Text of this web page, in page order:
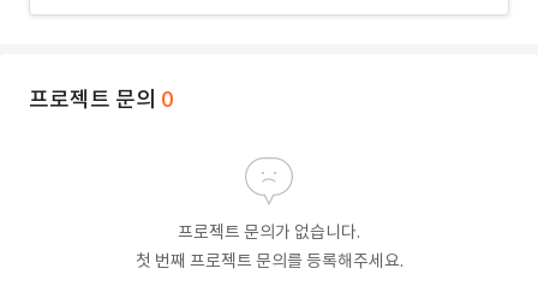
프로젝트 문의 0
프로젝트 문의가 없습니다.
첫 번째 프로젝트 문의를 등록해주세요.